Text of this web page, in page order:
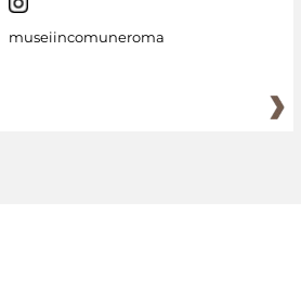
museiincomuneroma